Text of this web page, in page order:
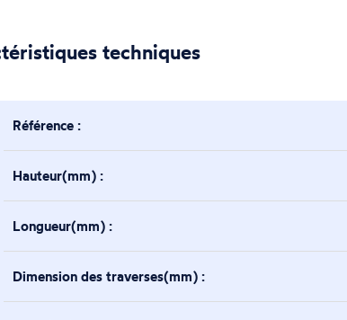
techniques
Référence :
Hauteur(mm) :
Longueur(mm) :
Dimension des traverses(mm) :